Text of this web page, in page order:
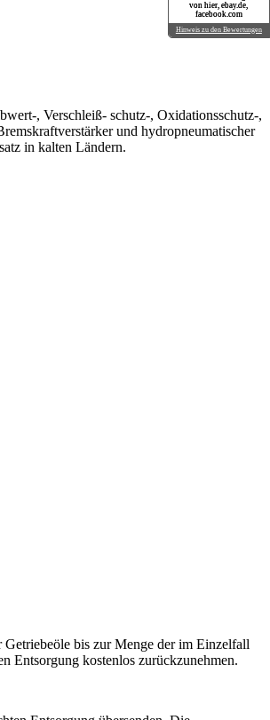
, Verschleiß- schutz-, Oxidationsschutz-,
und hydropneumatischer
in kalten Ländern.
bis zur Menge der im Einzelfall
Entsorgung kostenlos zurückzunehmen.
von hier, ebay.de,
facebook.com
Hinweis zu den Bewertungen
von hier, ebay.de,
facebook.com
Hinweis zu den Bewertungen